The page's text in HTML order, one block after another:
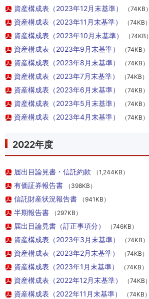
資産構成表（2023年12月末基準） （74KB）
資産構成表（2023年11月末基準） （74KB）
資産構成表（2023年10月末基準） （74KB）
資産構成表（2023年9月末基準） （74KB）
資産構成表（2023年8月末基準） （74KB）
資産構成表（2023年7月末基準） （74KB）
資産構成表（2023年6月末基準） （74KB）
資産構成表（2023年5月末基準） （74KB）
資産構成表（2023年4月末基準） （74KB）
2022年度
届出目論見書・信託約款 （1,244KB）
有価証券報告書 （398KB）
信託財産状況報告書 （941KB）
半期報告書 （297KB）
届出目論見書（訂正事項分） （746KB）
資産構成表（2023年3月末基準） （74KB）
資産構成表（2023年2月末基準） （74KB）
資産構成表（2023年1月末基準） （74KB）
資産構成表（2022年12月末基準） （74KB）
資産構成表（2022年11月末基準） （74KB）